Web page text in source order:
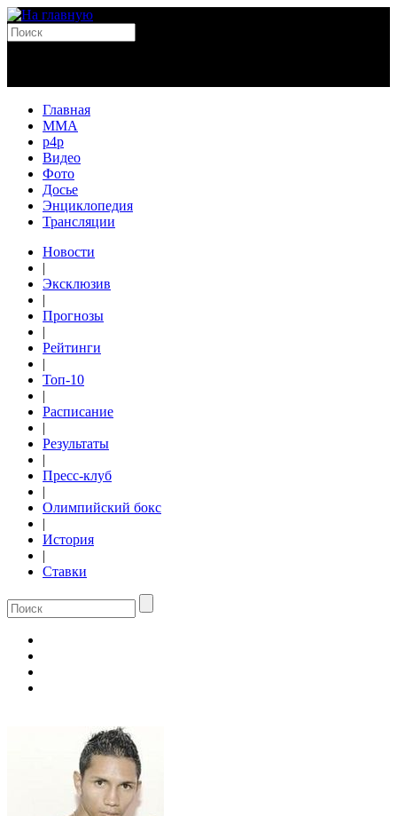
Главная
MMA
p4p
Видео
Фото
Досье
Энциклопедия
Трансляции
Новости
|
Эксклюзив
|
Прогнозы
|
Рейтинги
|
Топ-10
|
Расписание
|
Результаты
|
Пресс-клуб
|
Олимпийский бокс
|
История
|
Ставки